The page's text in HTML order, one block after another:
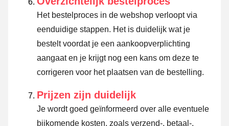
Het bestelproces in de webshop verloopt via
eenduidige stappen. Het is duidelijk wat je
bestelt voordat je een aankoopverplichting
aangaat en je krijgt nog een kans om deze te
corrigeren voor het plaatsen van de bestelling.
Prijzen zijn duidelijk
Je wordt goed geïnformeerd over alle eventuele
bijkomende kosten, zoals verzend-, betaal-,